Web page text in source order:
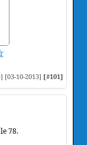
[03-10-2013] [#101]
78.